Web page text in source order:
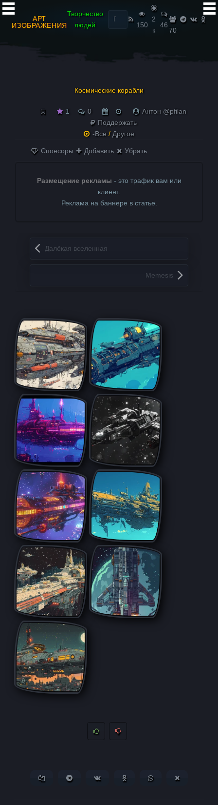
АРТ
ИЗОБРАЖЕНИЯ
Творчество
людей
Найти:
150
2
к
46
70
Космические корабли
1 0
Антон @pfilan
Поддержать
-Все / Другое
Спонсоры Добавить Убрать
Размещение рекламы - это трафик вам или
клиент.
Реклама на баннере в статье.
Запись навигация
Далёкая вселенная
Memesis
Копировать ссылкуПоделиться в Telegram
Поделиться ВКонтактеПоделиться в
Поделиться в